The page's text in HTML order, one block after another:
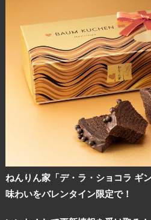
ねんりん家「デ・ラ・ショコラ ギ
味わいをバレンタイン限定で！